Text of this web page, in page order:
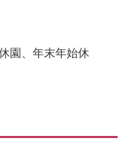
園、年末年始休